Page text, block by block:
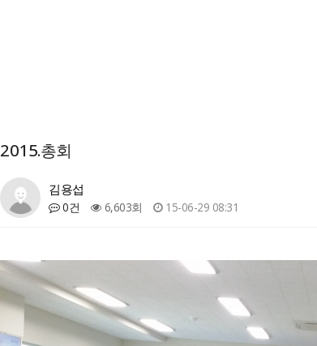
2015.총회
김용섭
0건 6,603회 15-06-29 08:31